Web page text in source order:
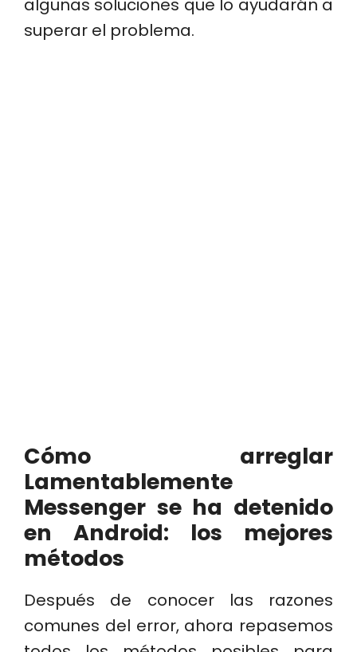
algunas soluciones que lo ayudarán a
superar el problema.
Cómo arreglar
Lamentablemente
Messenger se ha detenido
en Android: los mejores
métodos
Después de conocer las razones
comunes del error, ahora repasemos